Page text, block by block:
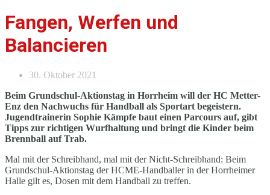
Fangen, Werfen und
Balancieren
30. Oktober 2021
Beim Grundschul-Aktionstag in Horrheim will der HC Metter-
Enz den Nachwuchs für Handball als Sportart begeistern.
Jugendtrainerin Sophie Kämpfe baut einen Parcours auf, gibt
Tipps zur richtigen Wurfhaltung und bringt die Kinder beim
Brennball auf Trab.
Mal mit der Schreibhand, mal mit der Nicht-Schreibhand: Beim
Grundschul-Aktionstag der HCME-Handballer in der Horrheimer
Halle gilt es, Dosen mit dem Handball zu treffen.